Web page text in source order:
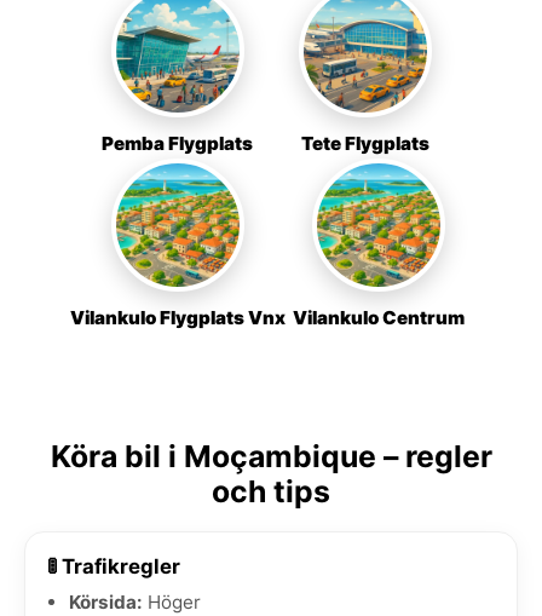
Pemba Flygplats Tete Flygplats
Vilankulo Flygplats Vnx Vilankulo Centrum
Köra bil i Moçambique – regler
och tips
🚦 Trafikregler
Körsida: Höger